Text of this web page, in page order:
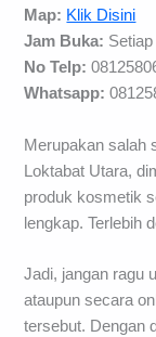
Map: Klik Disini
Jam Buka:
No Telp:
Whatsapp:
Merupakan salah
Loktabat Utara,
produk kosmetik
lengkap. Terlebih
Jadi, jangan ragu
ataupun secara
tersebut. Dengan